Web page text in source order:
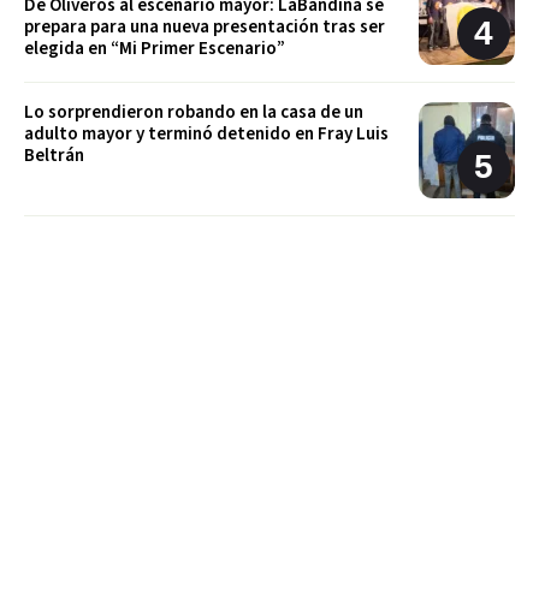
prepara para una nueva presentación tras ser
elegida en “Mi Primer Escenario”
Lo sorprendieron robando en la casa de un
adulto mayor y terminó detenido en Fray Luis
Beltrán